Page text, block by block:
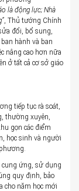
là động lực; Nhà
, Thủ tướng Chính
đổi, bổ sung,
hành và ban
nâng cao hơn nữa
ở tất cả cơ sở giáo
tiếp tục rà soát,
thường xuyên,
gọn các điểm
học sinh và người
cung ứng, sử dụng
quy định, bảo
cho năm học mới